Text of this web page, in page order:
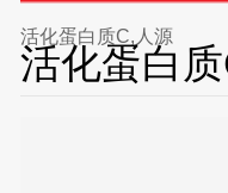
活化蛋白质C,人源
活化蛋白